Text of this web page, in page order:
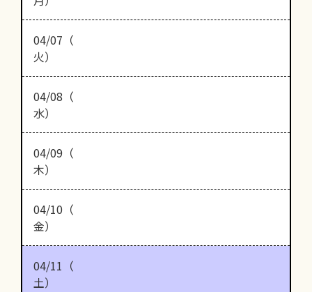
04/07（
火）
04/08（
水）
04/09（
木）
04/10（
金）
04/11（
土）